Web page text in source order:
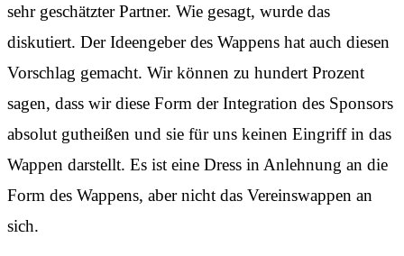
sehr geschätzter Partner. Wie gesagt, wurde das
diskutiert. Der Ideengeber des Wappens hat auch diesen
Vorschlag gemacht. Wir können zu hundert Prozent
sagen, dass wir diese Form der Integration des Sponsors
absolut gutheißen und sie für uns keinen Eingriff in das
Wappen darstellt. Es ist eine Dress in Anlehnung an die
Form des Wappens, aber nicht das Vereinswappen an
sich.